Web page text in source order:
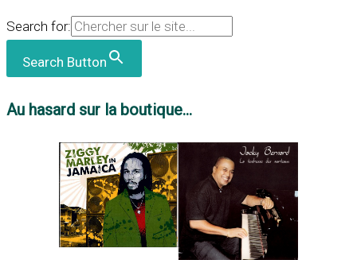
Search for:
Search Button
Au hasard sur la boutique...